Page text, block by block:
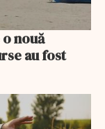
nouă
au fost